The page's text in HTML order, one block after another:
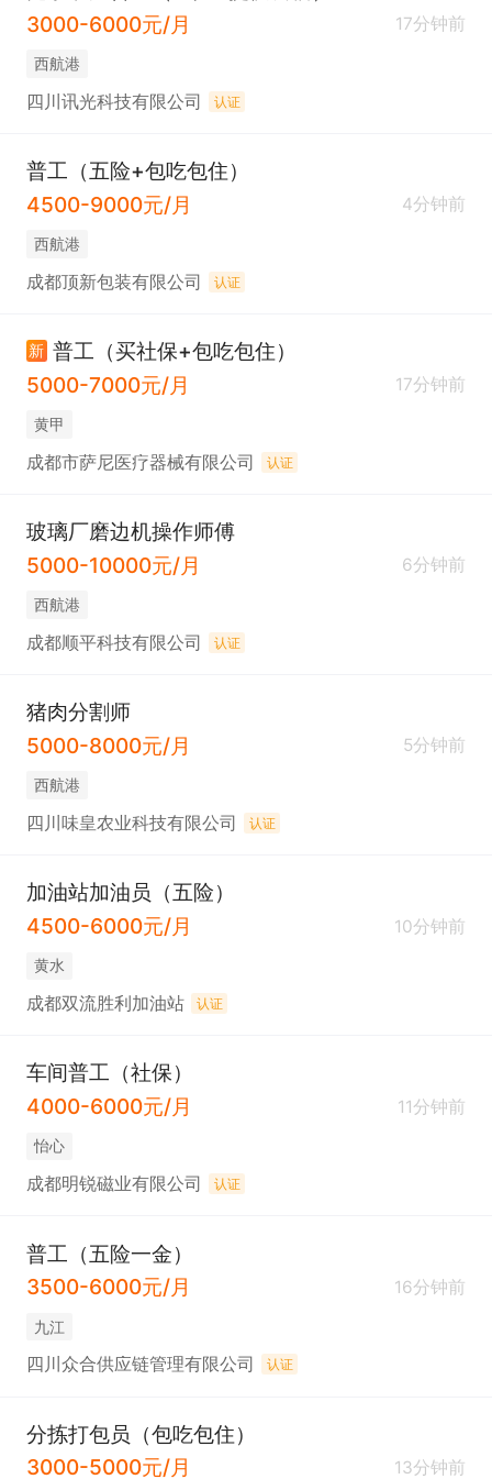
3000-6000元/月
17分钟前
西航港
四川讯光科技有限公司 认证
普工（五险+包吃包住）
4500-9000元/月
4分钟前
西航港
成都顶新包装有限公司 认证
新 普工（买社保+包吃包住）
5000-7000元/月
17分钟前
黄甲
成都市萨尼医疗器械有限公司 认证
玻璃厂磨边机操作师傅
5000-10000元/月
6分钟前
西航港
成都顺平科技有限公司 认证
猪肉分割师
5000-8000元/月
5分钟前
西航港
四川味皇农业科技有限公司 认证
加油站加油员（五险）
4500-6000元/月
10分钟前
黄水
成都双流胜利加油站 认证
车间普工（社保）
4000-6000元/月
11分钟前
怡心
成都明锐磁业有限公司 认证
普工（五险一金）
3500-6000元/月
16分钟前
九江
四川众合供应链管理有限公司 认证
分拣打包员（包吃包住）
3000-5000元/月
13分钟前